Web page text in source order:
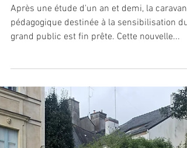
19 mai 2023
1 min de lecture
Plongée au cœur de la caravane
Après une étude d'un an et demi, la caravane
pédagogique destinée à la sensibilisation du
grand public est fin prête. Cette nouvelle...